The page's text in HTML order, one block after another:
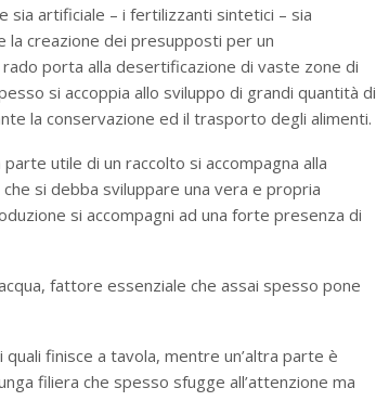
artificiale – i fertilizzanti sintetici – sia
la creazione dei presupposti per un
porta alla desertificazione di vaste zone di
si accoppia allo sviluppo di grandi quantità di
la conservazione ed il trasporto degli alimenti.
utile di un raccolto si accompagna alla
si debba sviluppare una vera e propria
si accompagni ad una forte presenza di
fattore essenziale che assai spesso pone
finisce a tavola, mentre un’altra parte è
filiera che spesso sfugge all’attenzione ma